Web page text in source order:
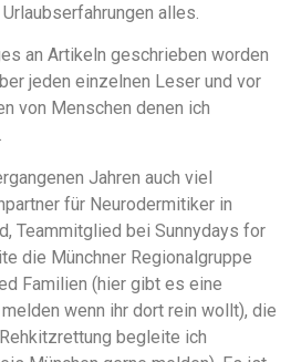
alles.
an Artikeln geschrieben worden
jeden einzelnen Leser und vor
von Menschen denen ich
Jahren auch viel
für Neurodermitiker in
Teammitglied bei Sunnydays for
die Münchner Regionalgruppe
Familien (hier gibt es eine
wenn ihr dort rein wollt), die
begleite ich